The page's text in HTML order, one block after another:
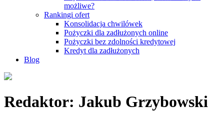
możliwe?
Rankingi ofert
Konsolidacja chwilówek
Pożyczki dla zadłużonych online
Pożyczki bez zdolności kredytowej
Kredyt dla zadłużonych
Blog
Redaktor: Jakub Grzybowski